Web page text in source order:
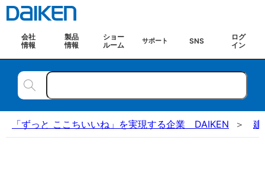
会社
情報
製品
情報
ショー
ルーム
サポート SNS
ログ
イン
「ずっと ここちいいね」を実現する企業 DAIKEN 建